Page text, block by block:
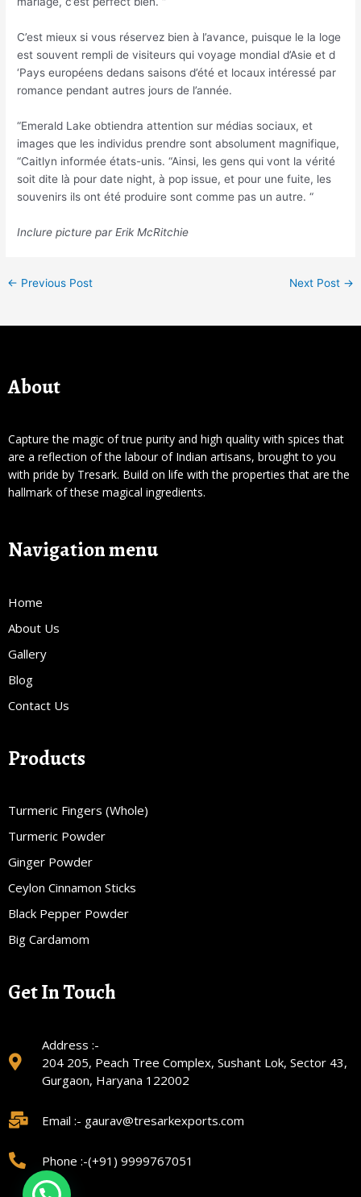
C’est mieux si vous réservez bien à l’avance, puisque le la loge
est souvent rempli de visiteurs qui voyage mondial d’Asie et d
‘Pays européens dedans saisons d’été et locaux intéressé par
romance pendant autres jours de l’année.
“Emerald Lake obtiendra attention sur médias sociaux, et
images que les individus prendre sont absolument magnifique,
“Caitlyn informée états-unis. “Ainsi, les gens qui vont la vérité
soit dite là pour date night, à pop issue, et pour une fuite, les
souvenirs ils ont été produire sont comme pas un autre. “
Inclure picture par Erik McRitchie
← Previous Post Next Post →
About
Capture the magic of true purity and high quality with spices that
are a reflection of the labour of Indian artisans, brought to you
with pride by Tresark. Build on life with the properties that are the
hallmark of these magical ingredients.
Navigation menu
Home
About Us
Gallery
Blog
Contact Us
Products
Turmeric Fingers (Whole)
Turmeric Powder
Ginger Powder
Ceylon Cinnamon Sticks
Black Pepper Powder
Big Cardamom
Get In Touch
Address :-
204 205, Peach Tree Complex, Sushant Lok, Sector 43,
Gurgaon, Haryana 122002
Email :- gaurav@tresarkexports.com
Phone :-(+91) 9999767051